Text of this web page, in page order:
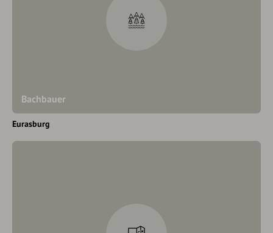
Bachbauer
Eurasburg